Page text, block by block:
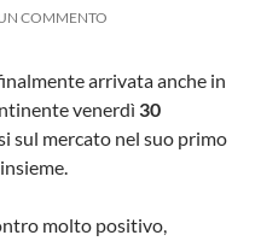
COMMENTO
arrivata anche in
venerdì 30
sul mercato nel suo primo
molto positivo,